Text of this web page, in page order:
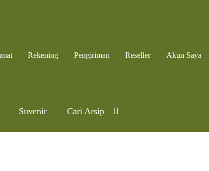
Rekening Pengiriman Reseller Akun Saya
Suvenir Cari Arsip